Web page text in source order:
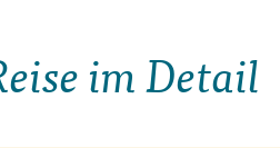
im Detail